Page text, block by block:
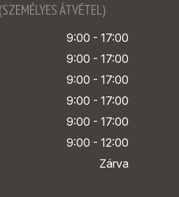
ÁTVÉTEL)
9:00 - 17:00
9:00 - 17:00
9:00 - 17:00
9:00 - 17:00
9:00 - 17:00
9:00 - 12:00
Zárva